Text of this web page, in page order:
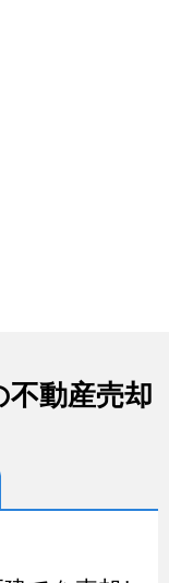
不動産売却